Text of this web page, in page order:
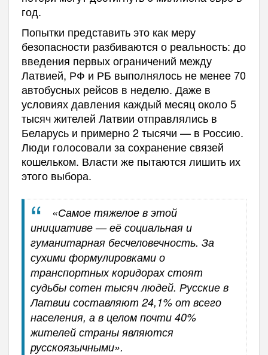
год.
Попытки представить это как меру
безопасности разбиваются о реальность: до
введения первых ограничений между
Латвией, РФ и РБ выполнялось не менее 70
автобусных рейсов в неделю. Даже в
условиях давления каждый месяц около 5
тысяч жителей Латвии отправлялись в
Беларусь и примерно 2 тысячи — в Россию.
Люди голосовали за сохранение связей
кошельком. Власти же пытаются лишить их
этого выбора.
«Самое тяжелое в этой
инициативе — её социальная и
гуманитарная бесчеловечность. За
сухими формулировками о
транспортных коридорах стоят
судьбы сотен тысяч людей. Русские в
Латвии составляют 24,1% от всего
населения, а в целом почти 40%
жителей страны являются
русскоязычными».